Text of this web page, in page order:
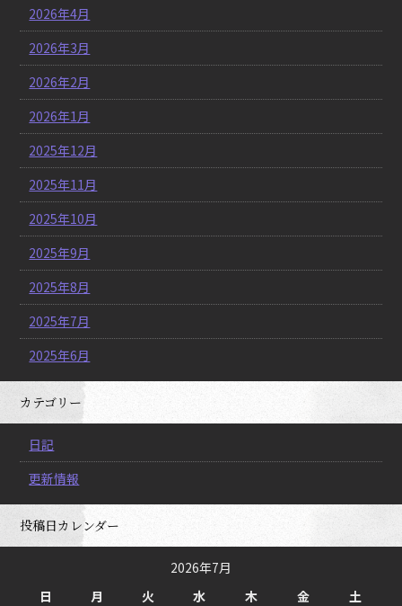
2026年4月
2026年3月
2026年2月
2026年1月
2025年12月
2025年11月
2025年10月
2025年9月
2025年8月
2025年7月
2025年6月
カテゴリー
日記
更新情報
投稿日カレンダー
2026年7月
日
月 火 水 木 金 土